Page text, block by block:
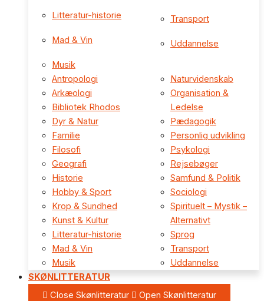
Litteratur-historie
Mad & Vin
Musik
Transport
Uddannelse
Antropologi
Arkæologi
Bibliotek Rhodos
Dyr & Natur
Familie
Filosofi
Geografi
Historie
Hobby & Sport
Krop & Sundhed
Kunst & Kultur
Litteratur-historie
Mad & Vin
Musik
Naturvidenskab
Organisation &
Ledelse
Pædagogik
Personlig udvikling
Psykologi
Rejsebøger
Samfund & Politik
Sociologi
Spirituelt – Mystik –
Alternativt
Sprog
Transport
Uddannelse
SKØNLITTERATUR
Close Skønlitteratur
Open Skønlitteratur